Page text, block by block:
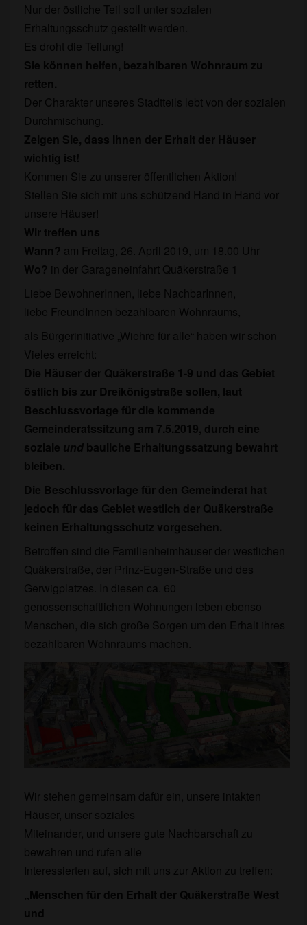
Nur der östliche Teil soll unter sozialen
Erhaltungsschutz gestellt werden.
Es droht die Teilung!
Sie können helfen, bezahlbaren Wohnraum zu
retten.
Der Charakter unseres Stadtteils lebt von der sozialen
Durchmischung.
Zeigen Sie, dass Ihnen der Erhalt der Häuser
wichtig ist!
Kommen Sie zu unserer öffentlichen Aktion!
Stellen Sie sich mit uns schützend Hand in Hand vor
unsere Häuser!
Wir treffen uns
Wann? am Freitag, 26. April 2019, um 18.00 Uhr
Wo? in der Garageneinfahrt Quäkerstraße 1
Liebe BewohnerInnen, liebe NachbarInnen,
liebe FreundInnen bezahlbaren Wohnraums,
als Bürgerinitiative „Wiehre für alle“ haben wir schon
Vieles erreicht:
Die Häuser der Quäkerstraße 1-9 und das Gebiet
östlich bis zur Dreikönigstraße sollen, laut
Beschlussvorlage für die kommende
Gemeinderatssitzung am 7.5.2019, durch eine
soziale und bauliche Erhaltungssatzung bewahrt
bleiben.
Die Beschlussvorlage für den Gemeinderat hat
jedoch für das Gebiet westlich der Quäkerstraße
keinen Erhaltungsschutz vorgesehen.
Betroffen sind die Familienheimhäuser der westlichen
Quäkerstraße, der Prinz-Eugen-Straße und des
Gerwigplatzes. In diesen ca. 60
genossenschaftlichen Wohnungen leben ebenso
Menschen, die sich große Sorgen um den Erhalt ihres
bezahlbaren Wohnraums machen.
Wir stehen gemeinsam dafür ein, unsere intakten
Häuser, unser soziales
Miteinander, und unsere gute Nachbarschaft zu
bewahren und rufen alle
Interessierten auf, sich mit uns zur Aktion zu treffen:
„Menschen für den Erhalt der Quäkerstraße West
und